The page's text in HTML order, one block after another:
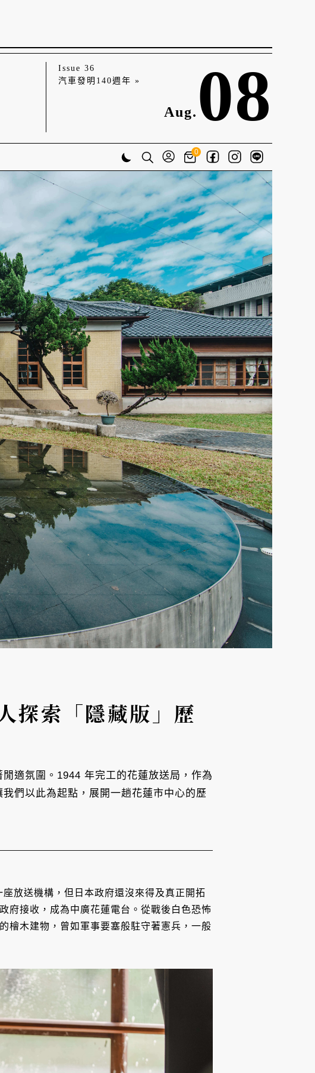
Issue 36
汽車發明140週年 »
Aug. 08
0
探索「隱藏版」歷
適氛圍。1944 年完工的花蓮放送局，作為
們以此為起點，展開一趟花蓮市中心的歷
放送機構，但日本政府還沒來得及真正開拓
府接收，成為中廣花蓮電台。從戰後白色恐怖
檜木建物，曾如軍事要塞般駐守著憲兵，一般